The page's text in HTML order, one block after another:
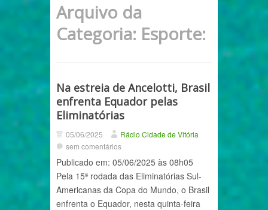
Arquivo da
Categoria: Esporte:
Na estreia de Ancelotti, Brasil
enfrenta Equador pelas
Eliminatórias
05/06/2025
Rádio Cidade de Vitória
sem comentários
Publicado em: 05/06/2025 às 08h05
Pela 15ª rodada das Eliminatórias Sul-
Americanas da Copa do Mundo, o Brasil
enfrenta o Equador, nesta quinta-feira